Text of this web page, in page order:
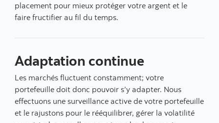
placement pour mieux protéger votre argent et le
faire fructifier au fil du temps.
Adaptation continue
Les marchés fluctuent constamment; votre
portefeuille doit donc pouvoir s’y adapter. Nous
effectuons une surveillance active de votre portefeuille
et le rajustons pour le rééquilibrer, gérer la volatilité